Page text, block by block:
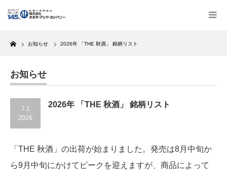
Home
お知らせ 2026年 「THE 秋酒」 銘柄リスト
お知らせ
7.1
2026
2026年 「THE 秋酒」 銘柄リスト
「THE 秋酒」の出荷が始まりました。発売は8月中旬か
ら9月中旬にかけてピークを迎えますが、商品によって